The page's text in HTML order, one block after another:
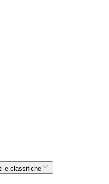
e classifiche